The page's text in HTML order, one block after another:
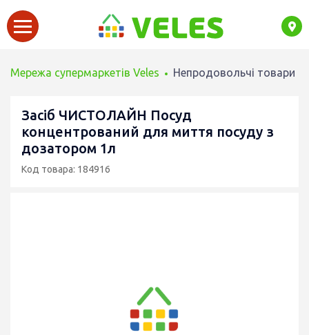
Мережа супермаркетів Veles Непродовольчі товари
Засіб ЧИСТОЛАЙН Посуд
концентрований для миття посуду з
дозатором 1л
Код товара: 184916